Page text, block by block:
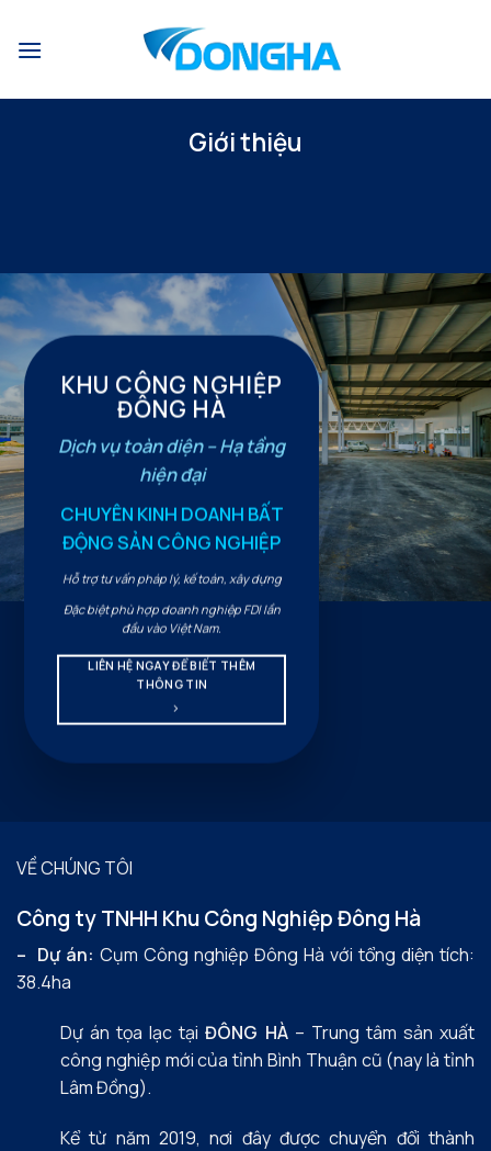
qua
dung
Giới thiệu
KHU CÔNG NGHIỆP
ĐÔNG HÀ
Dịch vụ toàn diện – Hạ tầng
hiện đại
CHUYÊN KINH DOANH BẤT
ĐỘNG SẢN CÔNG NGHIỆP
Hỗ trợ tư vấn pháp lý, kế toán, xây dựng
Đặc biệt phù hợp doanh nghiệp FDI lần
đầu vào Việt Nam.
LIÊN HỆ NGAY ĐỂ BIẾT THÊM
THÔNG TIN
VỀ CHÚNG TÔI
Công ty TNHH Khu Công Nghiệp Đông Hà
– Dự án: Cụm Công nghiệp Đông Hà với tổng diện tích:
38.4ha
Dự án tọa lạc tạiĐÔNG HÀ– Trung tâm sản xuất
công nghiệp mới của tỉnh Bình Thuận cũ (nay là tỉnh
Lâm Đồng).
Kể từ năm 2019, nơi đây được chuyển đổi thành